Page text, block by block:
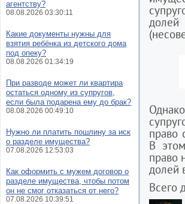
долей
право
В
право
долей
Всего
агентству?
08.08.2026 03:30:11
Какие документы нужны для
взятия ребёнка из детского дома
под опеку?
08.08.2026 01:34:19
При разводе может ли квартира
остаться одному из супругов,
если была подарена ему до брак?
08.08.2026 00:49:10
Нужно ли платить пошлину за иск
о разделе имущества?
07.08.2026 12:53:03
Как оформить с мужем договор о
разделе имущества, чтобы потом
он не смог отказаться от него?
07.08.2026 10:39:51